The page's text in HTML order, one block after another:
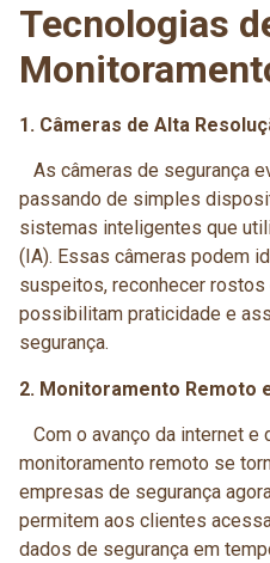
Tecnologias
1. Câmeras de Alta
As câmeras de segurança
passando de simples
sistemas inteligentes que
(IA). Essas câmeras podem
suspeitos, reconhecer
possibilitam praticidade e
segurança.
2. Monitoramento Remoto
Com o avanço da internet e
monitoramento remoto se
empresas de segurança
permitem aos clientes
dados de segurança em